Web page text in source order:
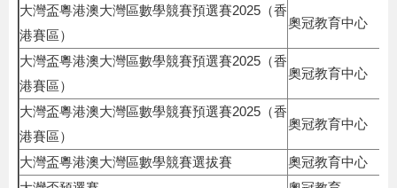
大灣盃粵港澳大灣區數學競賽預選賽2025（香
港賽區）
奧冠教育中心
大灣盃粵港澳大灣區數學競賽預選賽2025（香
港賽區）
奧冠教育中心
大灣盃粵港澳大灣區數學競賽預選賽2025（香
港賽區）
奧冠教育中心
大灣盃粵港澳大灣區數學競賽選拔賽
奧冠教育中心